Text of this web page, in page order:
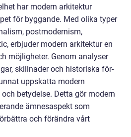
har modern arkitektur
för byggande. Med olika typer
postmodernism,
erbjuder modern arkitektur en
möjligheter. Genom analyser
skillnader och historiska för-
uppskatta modern
betydelse. Detta gör modern
ämnesaspekt som
och förändra vårt